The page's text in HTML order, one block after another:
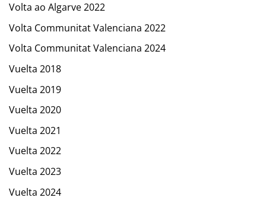
Volta ao Algarve 2022
Volta Communitat Valenciana 2022
Volta Communitat Valenciana 2024
Vuelta 2018
Vuelta 2019
Vuelta 2020
Vuelta 2021
Vuelta 2022
Vuelta 2023
Vuelta 2024